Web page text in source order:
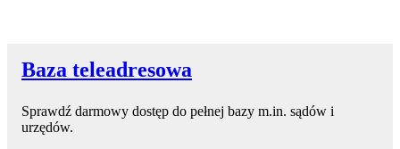
Baza teleadresowa
Sprawdź darmowy dostęp do pełnej bazy m.in. sądów i
urzędów.